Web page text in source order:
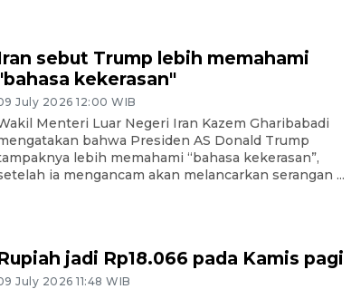
sebut Trump lebih memahami
kekerasan"
July 2026 12:00 WIB
Menteri Luar Negeri Iran Kazem Gharibabadi
bahwa Presiden AS Donald Trump
lebih memahami “bahasa kekerasan”,
ia mengancam akan melancarkan serangan ...
jadi Rp18.066 pada Kamis pagi
July 2026 11:48 WIB